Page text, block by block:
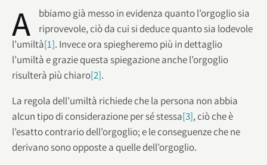
A
bbiamo già messo in evidenza quanto l’orgoglio sia
riprovevole, ciò da cui si deduce quanto sia lodevole
l’umiltà[1]. Invece ora spiegheremo più in dettaglio
l’umiltà e grazie questa spiegazione anche l’orgoglio
risulterà più chiaro[2].
La regola dell’umiltà richiede che la persona non abbia
alcun tipo di considerazione per sé stessa[3], ciò che è
l’esatto contrario dell’orgoglio; e le conseguenze che ne
derivano sono opposte a quelle dell’orgoglio.